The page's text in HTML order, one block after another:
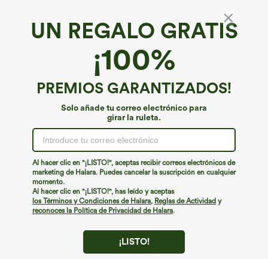
UN REGALO GRATIS
¡100%
PREMIOS GARANTIZADOS!
Solo añade tu correo electrónico para
girar la ruleta.
Al hacer clic en "¡LISTO!", aceptas recibir correos electrónicos de
marketing de Halara. Puedes cancelar la suscripción en cualquier
momento.
Al hacer clic en "¡LISTO!", has leído y aceptas
los Términos y Condiciones de Halara, Reglas de Actividad y
reconoces la Política de Privacidad de Halara.
¡LISTO!
Peluche SoftlyZero™*
SoftlyZero™ Plush sujetador deportivo para
entrenamiento en tejido tipo plush, soporte
ligero, espalda cruzada y descubierta, franjas
en bloques de color y copa integrada
€35,95 EUR Buy 2, Get 1 Free